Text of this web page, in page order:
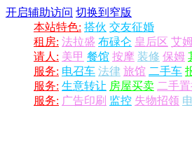
开启辅助访问 切换到窄版
本站特色: 搭伙 交友征婚
租房: 法拉盛 布碌仑 皇后区 艾
请人: 美甲 餐馆 按摩 装修 保姆
服务: 电召车 法律 旅馆 二手车
服务: 生意转让 房屋买卖 二手
服务: 广告印刷 监控 失物招领